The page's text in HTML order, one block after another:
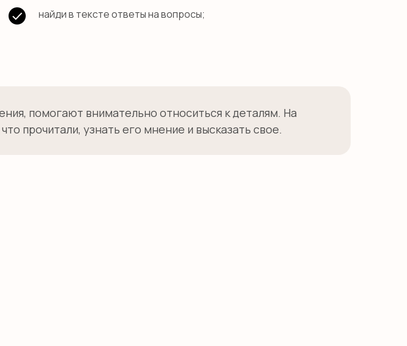
найди в тексте ответы на вопросы;
помогают внимательно относиться к деталям. На
прочитали, узнать его мнение и высказать свое.